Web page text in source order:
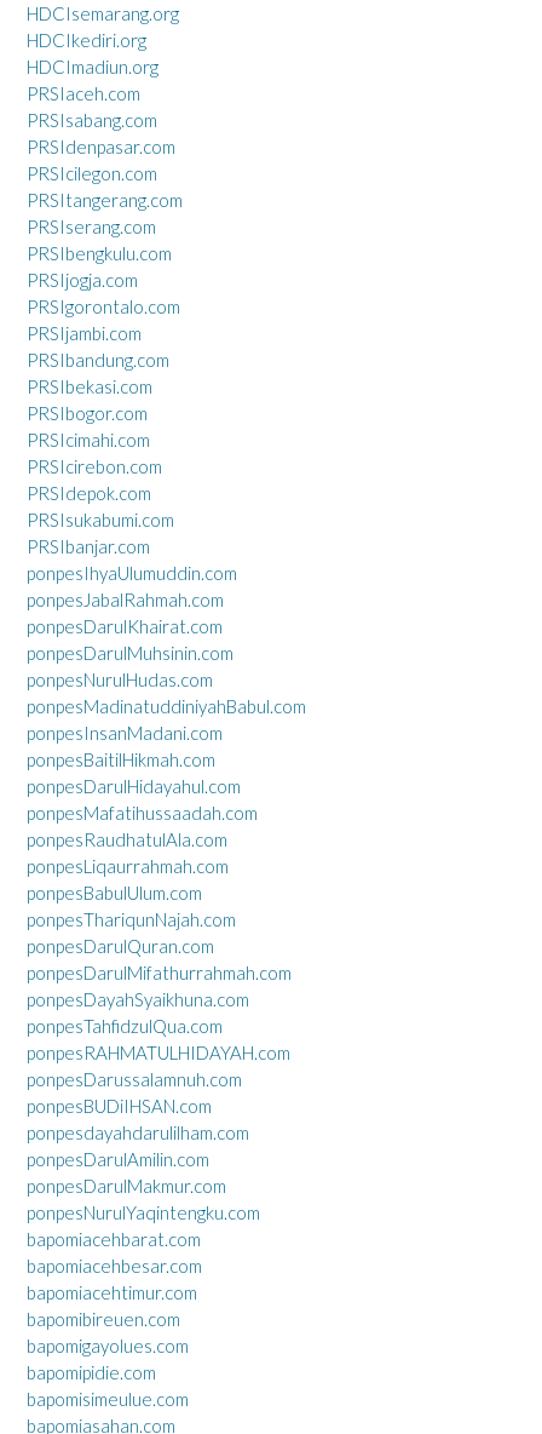
HDCIsemarang.org
HDCIkediri.org
HDCImadiun.org
PRSIaceh.com
PRSIsabang.com
PRSIdenpasar.com
PRSIcilegon.com
PRSItangerang.com
PRSIserang.com
PRSIbengkulu.com
PRSIjogja.com
PRSIgorontalo.com
PRSIjambi.com
PRSIbandung.com
PRSIbekasi.com
PRSIbogor.com
PRSIcimahi.com
PRSIcirebon.com
PRSIdepok.com
PRSIsukabumi.com
PRSIbanjar.com
ponpesIhyaUlumuddin.com
ponpesJabalRahmah.com
ponpesDarulKhairat.com
ponpesDarulMuhsinin.com
ponpesNurulHudas.com
ponpesMadinatuddiniyahBabul.com
ponpesInsanMadani.com
ponpesBaitilHikmah.com
ponpesDarulHidayahul.com
ponpesMafatihussaadah.com
ponpesRaudhatulAla.com
ponpesLiqaurrahmah.com
ponpesBabulUlum.com
ponpesThariqunNajah.com
ponpesDarulQuran.com
ponpesDarulMifathurrahmah.com
ponpesDayahSyaikhuna.com
ponpesTahfidzulQua.com
ponpesRAHMATULHIDAYAH.com
ponpesDarussalamnuh.com
ponpesBUDiIHSAN.com
ponpesdayahdarulilham.com
ponpesDarulAmilin.com
ponpesDarulMakmur.com
ponpesNurulYaqintengku.com
bapomiacehbarat.com
bapomiacehbesar.com
bapomiacehtimur.com
bapomibireuen.com
bapomigayolues.com
bapomipidie.com
bapomisimeulue.com
bapomiasahan.com